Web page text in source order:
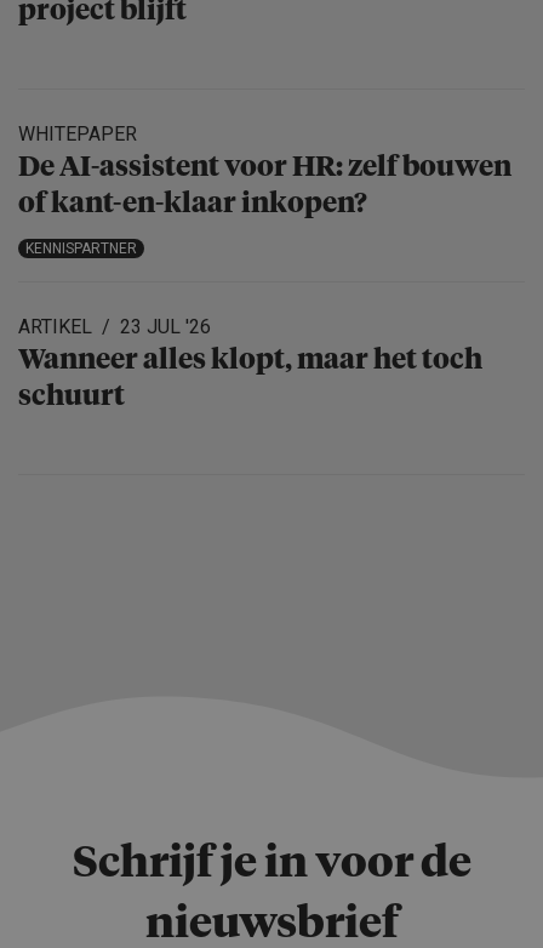
project blijft
WHITEPAPER
De AI-assistent voor HR: zelf bouwen
of kant-en-klaar inkopen?
KENNISPARTNER
ARTIKEL 23 JUL '26
Wanneer alles klopt, maar het toch
schuurt
Schrijf je in voor de
nieuwsbrief